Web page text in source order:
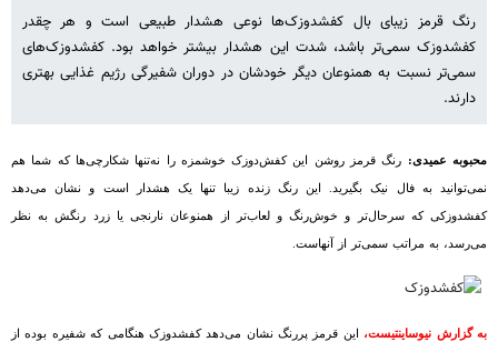
رنگ قرمز زیبای بال کفشدوزک‌ها نوعی هشدار طبیعی است و هر چقدر
کفشدوزک سمی‌تر باشد، شدت این هشدار بیشتر خواهد بود. کفشدوزک‌های
سمی‌تر نسبت به همنوعان دیگر خودشان در دوران شفیرگی رژیم غذایی بهتری
دارند.
محبوبه عمیدی: رنگ قرمز روشن این کفش‌دوزک خوشمزه را نه‌تنها شکارچی‌ها که شما هم
نمی‌توانید به فال نیک بگیرید. این رنگ زنده زیبا تنها یک هشدار است و نشان می‌دهد
کفشدوزکی که سرحال‌تر و خوش‌رنگ و لعاب‌تر از همنوعان نارنجی یا زرد رنگش به نظر
می‌رسد، به مراتب سمی‌تر از آنهاست.
به گزارش نیوساینتیست، این قرمز پررنگ نشان می‌دهد کفشدوزک هنگامی که شفیره بوده از